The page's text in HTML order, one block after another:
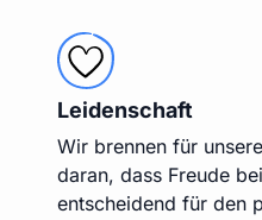
Leidenschaft
Wir brennen für
daran, dass Freude
entscheidend für den